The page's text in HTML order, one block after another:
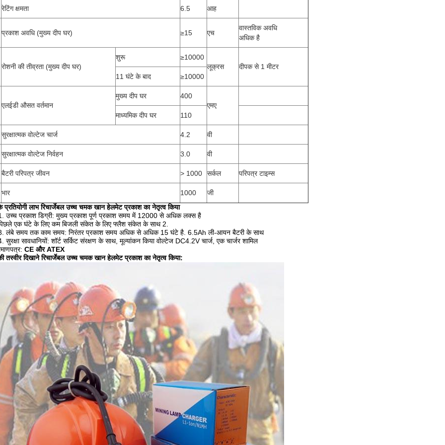
रेटिंग क्षमता 6.5 आह
प्रकाश अवधि (मुख्य दीप घर) ≥15 एच
वास्तविक अवधि
अधिक है
रोशनी की तीव्रता (मुख्य दीप घर)
शुरू
≥10000
लूक्रस
दीपक से 1 मीटर
11 घंटे के बाद
≥10000
एलईडी औसत वर्तमान
मुख्य दीप घर
400
एमए
माध्यमिक दीप घर
110
सुरक्षात्मक वोल्टेज चार्ज 4.2 वी
सुरक्षात्मक वोल्टेज निर्वहन 3.0 वी
बैटरी परिपत्र जीवन > 1000 सर्कल परिपत्र टाइम्स
भार 1000
जी
प्रतियोगी लाभरिचार्जेबल उच्च चमक खान हेलमेट प्रकाश का नेतृत्व किया
उच्च प्रकाश डिग्री: मुख्य प्रकाश पूर्ण प्रकाश समय में 12000 से अधिक लक्स है
एक घंटे के लिए कम बिजली संकेत के लिए फ्लैश संकेत के साथ 2.
लंबे समय तक काम समय: निरंतर प्रकाश समय अधिक से अधिक 15 घंटे है. 6.5Ah ली-आयन बैटरी के साथ
सुरक्षा सावधानियों: शॉर्ट सर्किट संरक्षण के साथ, मूल्यांकन किया वोल्टेज DC4.2V चार्ज, एक चार्जर शामिल
CE और ATEX
तस्वीर दिखानेरिचार्जेबल उच्च चमक खान हेलमेट प्रकाश का नेतृत्वकिया: